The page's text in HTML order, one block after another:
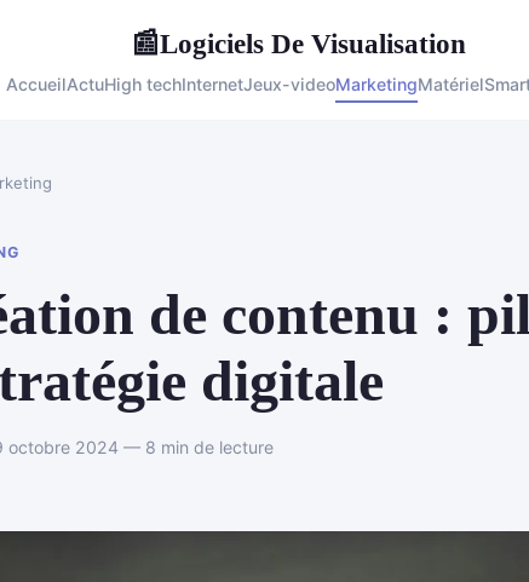
📰Logiciels De Visualisation
AccueilActuHigh techInternetJeux-videoMarketingMatériel
de contenu :
digitale
octobre 2024 — 8 min de lecture